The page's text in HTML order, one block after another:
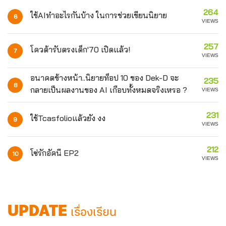
6 ใช้AIทำอะไรกันบ้าง ในการช่วยเขียนนิยาย 264
VIEWS
7 โควต้ารับตรงเด็ก'70 เปิดแล้ว! 257
VIEWS
8
อนาคตข้างหน้า..นิยายท็อป 10 ของ Dek-D จะ
กลายเป็นผลงานของ AI เกือบทั้งหมดจริงเหรอ ?
235
VIEWS
9 ใช้Tcasfolioแล้วยัง งง 231
VIEWS
10 โซ่รักอัคนี EP2 212
VIEWS
UPDATE เรื่องเรียน